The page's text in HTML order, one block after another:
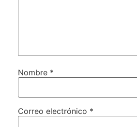
Nombre *
Correo electrónico *